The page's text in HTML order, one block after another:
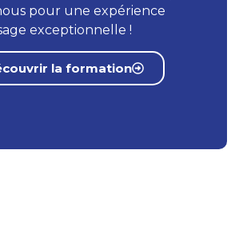
pour une expérience
exceptionnelle !
la formation